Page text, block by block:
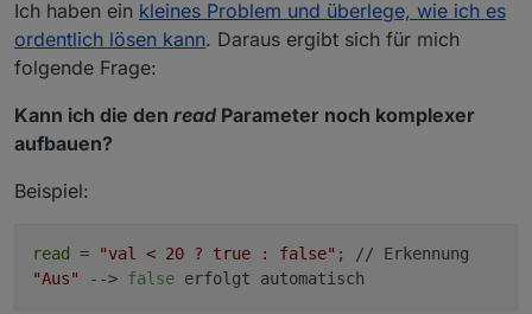
Ich haben ein kleines Problem und überlege, wie ich es
ordentlich lösen kann. Daraus ergibt sich für mich
folgende Frage:
Kann ich die den read Parameter noch komplexer
aufbauen?
Beispiel:
read = "val < 20 ? true : false" ; // Erkennung
"Aus"
--> false erfolgt automatisch